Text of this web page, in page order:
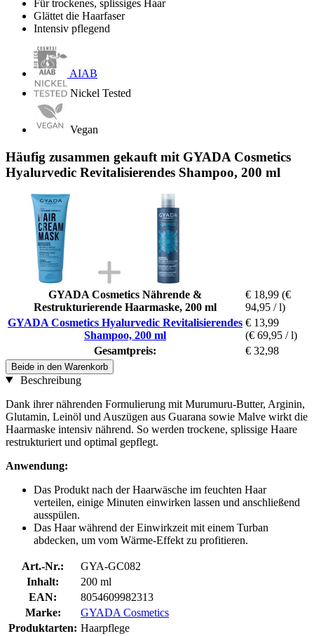
Für trockenes, splissiges Haar
Glättet die Haarfaser
Intensiv pflegend
AIAB
Nickel Tested
Vegan
Häufig zusammen gekauft mit GYADA Cosmetics
Hyalurvedic Revitalisierendes Shampoo, 200 ml
GYADA Cosmetics Nährende &
Restrukturierende Haarmaske, 200 ml
€ 18,99 (€
94,95 / l)
GYADA Cosmetics Hyalurvedic Revitalisierendes
Shampoo, 200 ml
€ 13,99
(€ 69,95 / l)
Gesamtpreis:
€ 32,98
Beide in den Warenkorb
Beschreibung
Dank ihrer nährenden Formulierung mit Murumuru-Butter, Arginin,
Glutamin, Leinöl und Auszügen aus Guarana sowie Malve wirkt die
Haarmaske intensiv nährend. So werden trockene, splissige Haare
restrukturiert und optimal gepflegt.
Anwendung:
Das Produkt nach der Haarwäsche im feuchten Haar
verteilen, einige Minuten einwirken lassen und anschließend
ausspülen.
Das Haar während der Einwirkzeit mit einem Turban
abdecken, um vom Wärme-Effekt zu profitieren.
Art.-Nr.:
GYA-GC082
Inhalt:
200 ml
EAN:
8054609982313
Marke:
GYADA Cosmetics
Produktarten: Haarpflege